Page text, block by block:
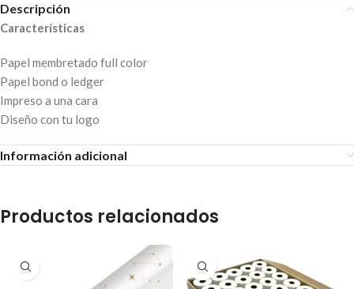
Descripción
Características
Papel membretado full color
Papel bond o ledger
Impreso a una cara
Diseño con tu logo
Información adicional
Productos relacionados